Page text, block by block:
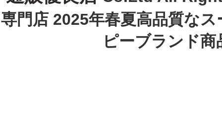
専門店 2025年春夏高品質な
ピーブランド